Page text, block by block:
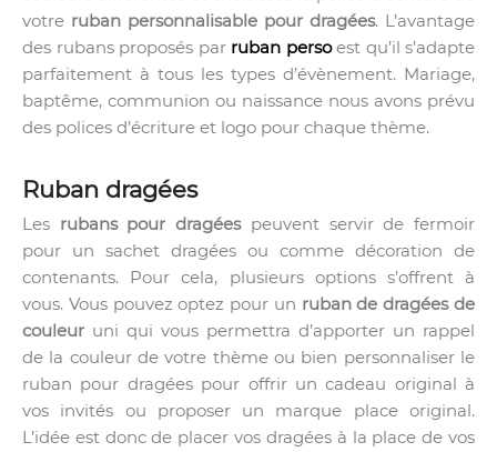
votre ruban personnalisable pour dragées. L’avantage
des rubans proposés par ruban persoest qu’il s’adapte
parfaitement à tous les types d’évènement. Mariage,
baptême, communion ou naissance nous avons prévu
des polices d’écriture et logo pour chaque thème.
Ruban dragées
Les rubans pour dragéespeuvent servir de fermoir
pour un sachet dragées ou comme décoration de
contenants. Pour cela, plusieurs options s’offrent à
vous. Vous pouvez optez pour un ruban de dragées de
couleur uni qui vous permettra d’apporter un rappel
de la couleur de votre thème ou bien personnaliser le
ruban pour dragées pour offrir un cadeau original à
vos invités ou proposer un marque place original.
L’idée est donc de placer vos dragées à la place de vos